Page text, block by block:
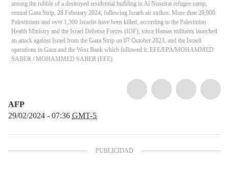
among the rubble of a destroyed residential building in Al Nuseirat refugee camp,
central Gaza Strip, 28 February 2024, following Israeli air strikes. More than 29,900
Palestinians and over 1,300 Israelis have been killed, according to the Palestinian
Health Ministry and the Israel Defense Forces (IDF), since Hamas militants launched
an attack against Israel from the Gaza Strip on 07 October 2023, and the Israeli
operations in Gaza and the West Bank which followed it. EFE/EPA/MOHAMMED
SABER / MOHAMMED SABER (EFE)
AFP
29/02/2024 - 07:36 GMT-5